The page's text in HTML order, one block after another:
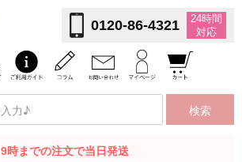
0120-86-4321
24時間
対応
検索
9時までの注文で当日発送